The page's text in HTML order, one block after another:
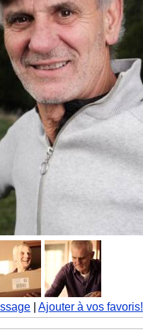
Ajouter à vos favoris!